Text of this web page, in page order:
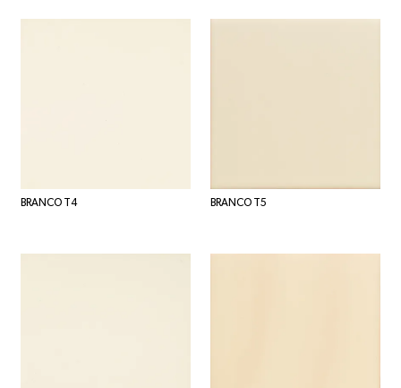
BRANCO T4 BRANCO T5